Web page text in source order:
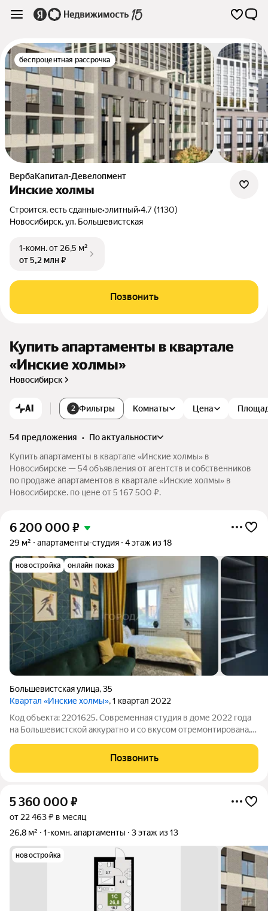
беспроцентная рассрочка
ВербаКапитал-Девелопмент
Инские холмы
Строится, есть сданные•элитный•4.7 (1130)
Новосибирск,ул. Большевистская
1-комн.от 26,5 м²
от 5,2 млн ₽
Позвонить
Купить апартаменты в квартале
«Инские холмы»
Новосибирск
AI 2 Фильтры Комнаты Цена
54 предложения •
по актуальности
Купить апартаменты в квартале «Инские холмы» в
Новосибирске — 54 объявления от агентств и собственников
по продаже апартаментов в квартале «Инские холмы» в
Новосибирске. по цене от 5 167 500 ₽.
6 200 000 ₽
29 м² апартаменты-студия 4 этаж из 18
новостройка онлайн показ
Большевистская улица,35
Квартал «Инские холмы», 1 квартал 2022
Код объекта: 2201625. Современная студия в доме 2022 года
на Большевистской аккуратно и со вкусом отремонтирована,
конструкция и монолитные перекрытия обеспечивают тихий
микроклимат и хорошую
Позвонить
5 360 000 ₽
от 22 463 ₽ в месяц
26,8 м²
1-комн. апартаменты 3 этаж из 13
новостройка